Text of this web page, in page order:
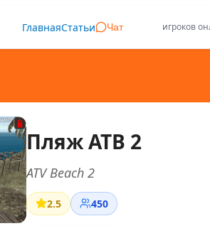
ГлавнаяСтатьи Чат игроков
Пляж АТВ 2
ATV Beach 2
2.5 450